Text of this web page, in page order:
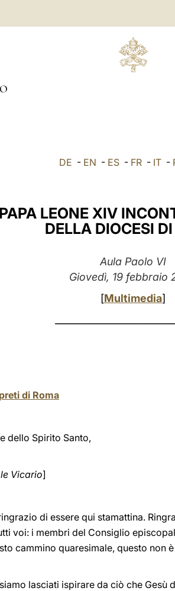
DE - EN - ES - FR - IT -
PAPA LEONE XIV
DELLA DIOCESI
Aula Paolo VI
Giovedì, 19 febbraio
[Multimedia]
di Roma
dello Spirito Santo,
Vicario]
di essere qui stamattina.
voi: i membri del Consiglio
cammino quaresimale, questo non
lasciati ispirare da ciò che